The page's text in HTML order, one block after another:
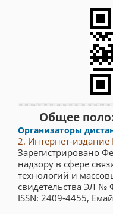
Общее
Организаторы
2. Интернет-
Зарегистрировано
надзору в сфере
технологий и
свидетельства ЭЛ №
ISSN: 2409-4455,